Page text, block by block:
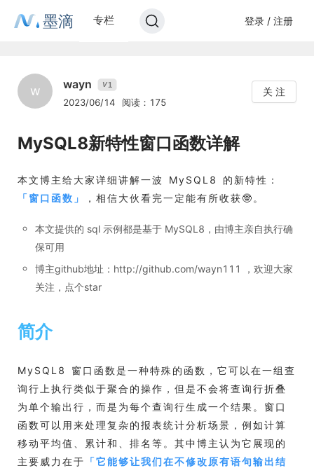
墨滴 专栏 登录 / 注册
w wayn V1
2023/06/14 阅读：175
关 注
MySQL8新特性窗口函数详解
本文博主给大家详细讲解一波 MySQL8 的新特性：
「窗口函数 」 ，相信大伙看完一定能有所收获🤓。
本文提供的 sql 示例都是基于 MySQL8，由博主亲自执行确
保可用
博主github地址：http://github.com/wayn111 ，欢迎大家
关注，点个star
简介
MySQL8 窗口函数是一种特殊的函数，它可以在一组查
询行上执行类似于聚合的操作，但是不会将查询行折叠
为单个输出行，而是为每个查询行生成一个结果。窗口
函数可以用来处理复杂的报表统计分析场景，例如计算
移动平均值、累计和、排名等。其中博主认为它展现的
主要威力在于 「它能够让我们在不修改原有语句输出结